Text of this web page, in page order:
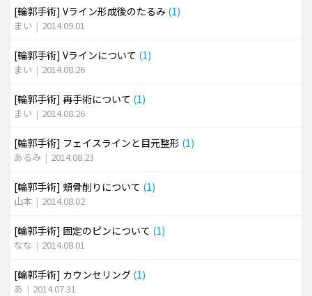
メンズ整形
idリアルストーリー
idニュース
安全整形
ご相談のお問い合わせ
[輪郭手術] Vライン形成後のたるみ (1)
まい | 2014.09.01
[輪郭手術] Vラインについて (1)
まい | 2014.08.26
[輪郭手術] 再手術について (1)
まい | 2014.08.26
[輪郭手術] フェイスラインと目元整形 (1)
あるみ | 2014.08.23
[輪郭手術] 頬骨削りについて (1)
山本 | 2014.08.02
[輪郭手術] 固定のピンについて (1)
なな | 2014.08.01
[輪郭手術] カウンセリング (1)
あ | 2014.07.31